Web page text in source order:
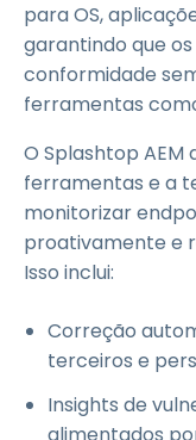
para OS,
garantindo que
conformidade
ferramentas
O Splashtop AEM
ferramentas e a
monitorizar
proativamente e
Isso inclui:
Correção
terceiros e
Insights de